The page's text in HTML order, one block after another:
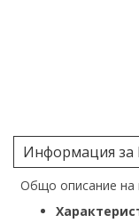
Информация за
Общо описание на